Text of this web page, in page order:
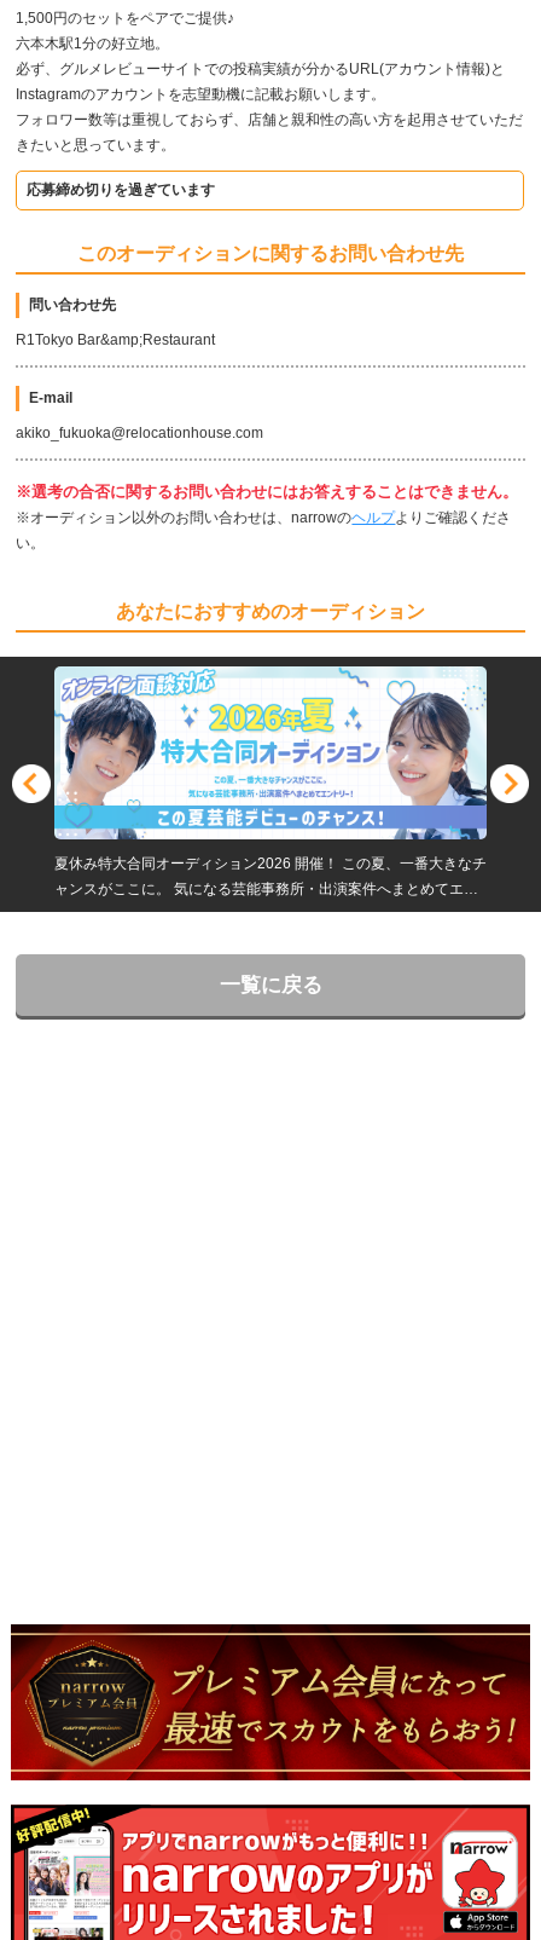
1,500円のセットをペアでご提供♪
六本木駅1分の好立地。
必ず、グルメレビューサイトでの投稿実績が分かるURL(アカウント情報)と
Instagramのアカウントを志望動機に記載お願いします。
フォロワー数等は重視しておらず、店舗と親和性の高い方を起用させていただ
きたいと思っています。
応募締め切りを過ぎています
このオーディションに関するお問い合わせ先
問い合わせ先
R1Tokyo Bar&amp;Restaurant
E-mail
akiko_fukuoka@relocationhouse.com
※選考の合否に関するお問い合わせにはお答えすることはできません。
※オーディション以外のお問い合わせは、narrowのヘルプよりご確認くださ
い。
あなたにおすすめのオーディション
夏休み特大合同オーディション2026 開催！ この夏、一番大きなチ
ャンスがここに。 気になる芸能事務所・出演案件へまとめてエン
トリー！ 夏休みは、新しい挑戦を始める人が最も多いシーズン。
んなあなたのために、narrowでは今年も夏休み特大合同オーディ
ションを開催します！ 一度のエントリーでチャンスが広がる！ 参
一覧に戻る